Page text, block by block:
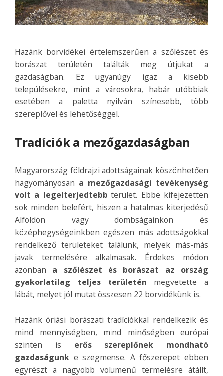
Hazánk borvidékei értelemszerűen a szőlészet és
borászat területén találták meg útjukat a
gazdaságban. Ez ugyanúgy igaz a kisebb
településekre, mint a városokra, habár utóbbiak
esetében a paletta nyilván színesebb, több
szereplővel és lehetőséggel.
Tradíciók a mezőgazdaságban
Magyarország földrajzi adottságainak köszönhetően
hagyományosan a mezőgazdasági tevékenység
volt a legelterjedtebb terület. Ebbe kifejezetten
sok minden belefért, hiszen a hatalmas kiterjedésű
Alföldön vagy dombságainkon és
középhegységeinkben egészen más adottságokkal
rendelkező területeket találunk, melyek más-más
javak termelésére alkalmasak. Érdekes módon
azonban a szőlészet és borászat az ország
gyakorlatilag teljes területén megvetette a
lábát, melyet jól mutat összesen 22 borvidékünk is.
Hazánk óriási borászati tradíciókkal rendelkezik és
mind mennyiségben, mind minőségben európai
szinten is erős szereplőnek mondható
gazdaságunk e szegmense. A főszerepet ebben
egyrészt a nagyobb volumenű termelésre átállt,